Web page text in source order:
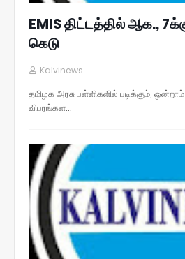
EMIS திட்டத்தில் ஆக.,
கெடு
Kalvinews
தமிழக அரசு பள்ளிகளில் படிக்கும்,
விபரங்கள…